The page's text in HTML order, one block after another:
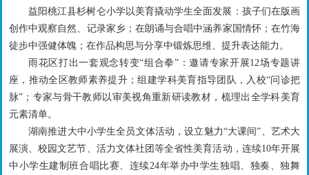
益阳桃江县杉树仑小学以美育撬动学生全面发展：孩子们在版画
创作中观察自然、记录家乡；在朗诵与合唱中涵养家国情怀；在竹海
徒步中强健体魄；在作品构思与分享中锻炼思维、提升表达能力。
雨花区打出一套观念转变“组合拳”：邀请专家开展12场专题讲
座，推动全区教师素养提升；组建学科美育指导团队，入校“问诊把
脉”；专家与骨干教师以审美视角重新研读教材，梳理出全学科美育
元素清单。
湖南推进大中小学生全员文体活动，设立魅力“大课间”、艺术大
展演、校园文艺节、活力文体社团等全省性美育活动，连续10年开展
中小学生建制班合唱比赛、连续24年举办中学生独唱、独奏、独舞